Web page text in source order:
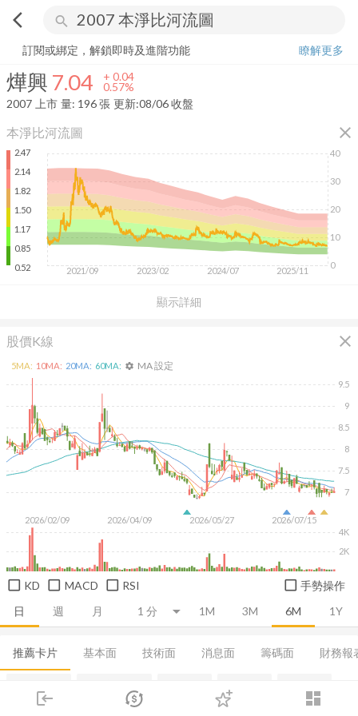
arrow_back_ios search
login dashboard
市場 登入
燁興 + 0.57%
訂閱或綁定，解鎖即時及進階功能
瞭解更多
燁興 7.04 + 0.04
0.57%
2007 上市 量: 196張 更新:08/06 收盤
本淨比河流圖 close
顯示詳細
2.47
2.14
1.82
1.50
1.17
0.85
0.52
2021/09 2023/02 2024/07 2025/11
0
10
20
30
40
股價K線 close
日 週 月 1M 3M 6M 1Y
2026/02/09 2026/04/09 2026/05/27 2026/07/15
7
7.5
8
8.5
9
9.5
2K
4K
5MA: 10MA: 20MA: 60MA: settings MA 設定
KD MACD RSI 手勢操作
推薦卡片 基本面 技術面 消息面 籌碼面 財務報